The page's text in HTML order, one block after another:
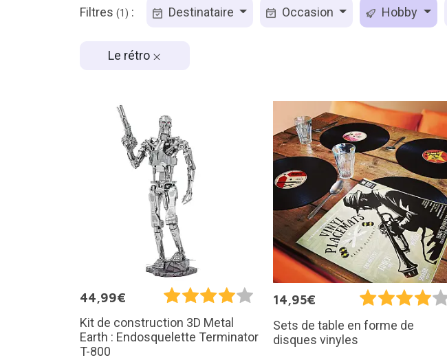
Filtres (1) : Destinataire Occasion Hobby
Le rétro
44,99€
Kit de construction 3D Metal
Earth : Endosquelette Terminator
T-800
14,95€
Sets de table en forme de
disques vinyles